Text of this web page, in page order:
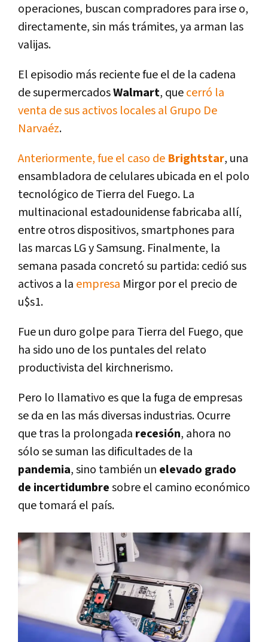
operaciones, buscan compradores para irse o,
directamente, sin más trámites, ya arman las
valijas.
El episodio más reciente fue el de la cadena
de supermercadosWalmart, quecerró la
venta de sus activos locales al Grupo De
Narvaéz.
Anteriormente, fue el caso de Brightstar, una
ensambladora de celulares ubicada en el polo
tecnológico de Tierra del Fuego. La
multinacional estadounidense fabricaba allí,
entre otros dispositivos, smartphones para
las marcas LG y Samsung. Finalmente, la
semana pasada concretó su partida: cedió sus
activos a la empresa Mirgor por el precio de
u$s1.
Fue un duro golpe para Tierra del Fuego, que
ha sido uno de los puntales del relato
productivista del kirchnerismo.
Pero lo llamativo es que la fuga de empresas
se da en las más diversas industrias. Ocurre
que tras la prolongada recesión, ahora no
sólo se suman las dificultades de la
pandemia, sino también un elevado grado
de incertidumbresobre el camino económico
que tomará el país.